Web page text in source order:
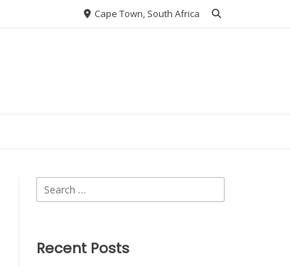
Cape Town, South Africa
Search
for:
Recent Posts